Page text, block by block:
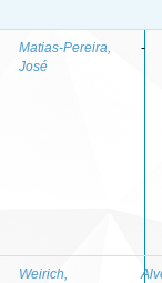
Matias-Pereira,
José
-
Weirich,